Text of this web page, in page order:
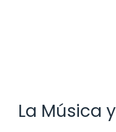
La Música